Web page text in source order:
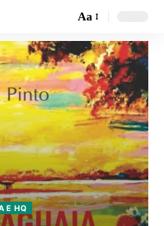
Aa
E HQ